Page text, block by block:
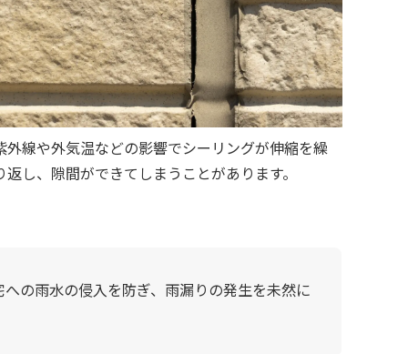
外線や外気温などの影響でシーリングが伸縮を繰
返し、隙間ができてしまうことがあります。
の雨水の侵入を防ぎ、雨漏りの発生を未然に